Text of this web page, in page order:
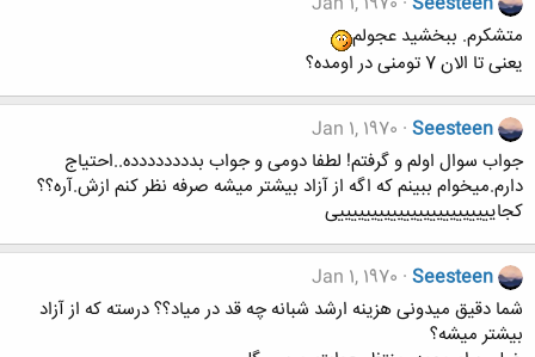
متشکرم. ببخشید عجولم
یعنی تا الان 7 تومنی در اومده؟
Seesteen
Jan 1, 1970
جواب سوال اولم و گرفتم! لطفا دومی و جواب بدددددددده..احتیاج
دارم.میخوام ببینم که اگه از آزاد بیشتر میشه صرفه نظر کنم ازش.آره؟؟
کجاییییییییییییییییییییییییی
Seesteen
Jan 1, 1970
شما دقیق میدونی هزینه ارشد شبانه چه قد در میاد؟؟ درسته که از آزاد
بیشتر میشه؟